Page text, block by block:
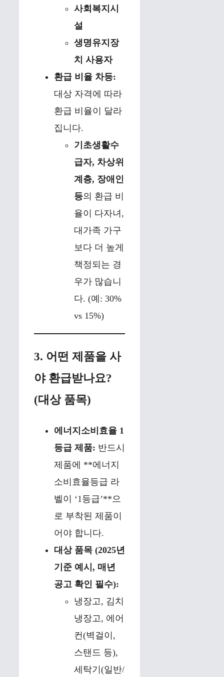
사회복지시
설
생명유지장
치 사용자
환급 비율 차등:
대상 자격에 따라
환급 비율이 달라
집니다.
기초생활수
급자, 차상위
계층, 장애인
등의 환급 비
율이 다자녀,
대가족 가구
보다 더 높게
책정되는 경
우가 많습니
다. (예: 30%
vs 15%)
3. 어떤 제품을 사
야 환급받나요?
(대상 품목)
에너지소비효율 1
등급 제품: 반드시
제품에 **에너지
소비효율등급 라
벨이 ‘1등급’**으
로 부착된 제품이
어야 합니다.
대상 품목 (2025년
기준 예시, 매년
공고 확인 필수):
냉장고, 김치
냉장고, 에어
컨(벽걸이,
스탠드 등),
세탁기(일반/